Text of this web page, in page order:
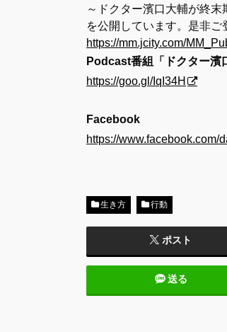
～ドクター濱口大輔が終
を公開しています。是非ご
https://mm.jcity.com/
Podcast番組「ドクター濱
https://goo.gl/IqI34H
Facebook
https://www.facebook.com/
生き方 行動
ポスト
送る